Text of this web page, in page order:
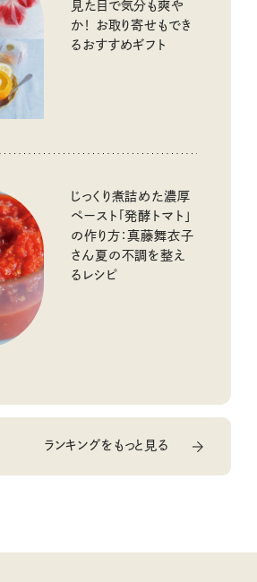
見た目で気分も爽や
か！ お取り寄せもでき
るおすすめギフト
じっくり煮詰めた濃厚
ペースト「発酵トマト」
の作り方：真藤舞衣子
さん夏の不調を整え
るレシピ
ランキングをもっと見る